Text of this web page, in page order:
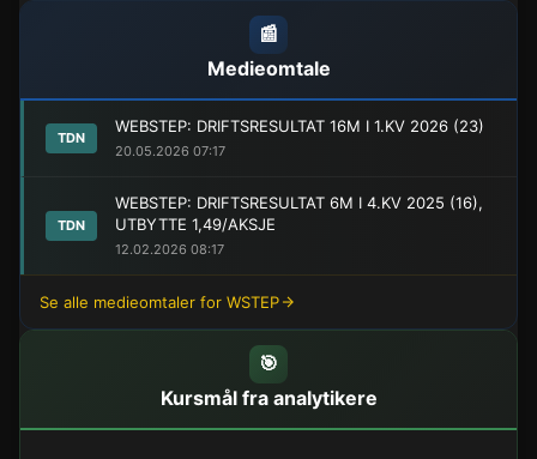
📰
Medieomtale
TDN
WEBSTEP: DRIFTSRESULTAT 16M I 1.KV 2026 (23)
20.05.2026 07:17
TDN
WEBSTEP: DRIFTSRESULTAT 6M I 4.KV 2025 (16),
UTBYTTE 1,49/AKSJE
12.02.2026 08:17
Se alle medieomtaler for WSTEP
🎯
Kursmål fra analytikere